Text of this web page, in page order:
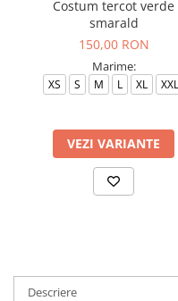
Costum tercot verde
smarald
150,00 RON
Marime:
XS S M L XL XXL
VEZI VARIANTE
Descriere